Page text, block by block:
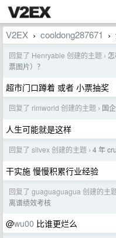
V2EX › cooldong287671 ›
回复了 Henryable 创建的主题 ›
票图片）？
超市门口蹲着 或者 小票抽奖
回复了 rimworld 创建的主题 › 国
人生可能就是这样
回复了 silvex 创建的主题 › 4 年
干实施 慢慢积累行业经验
回复了 guaguaguagua 创建的主
离谱绩效考核
@wu00 比谁更烂么